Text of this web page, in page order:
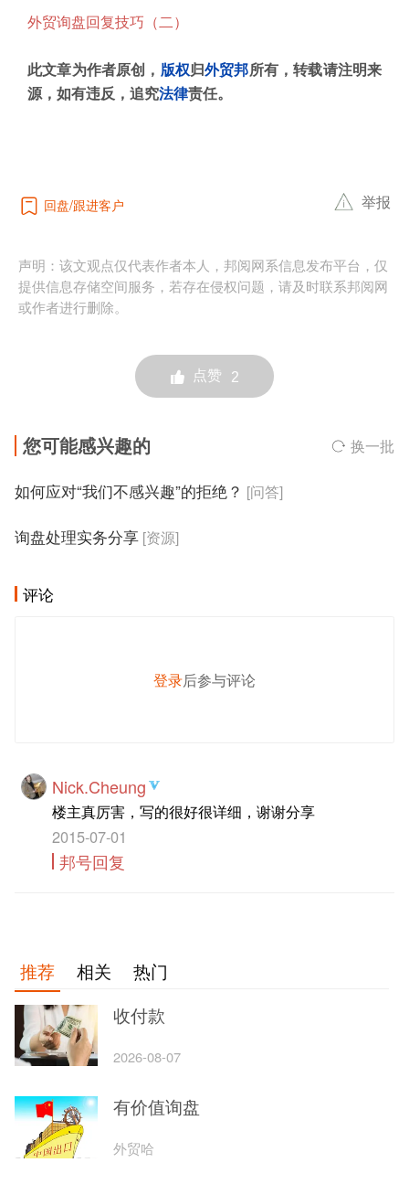
外贸询盘回复技巧（二）
此文章为作者原创， 版权归外贸邦所有，转载请注明来
源，如有违反，追究法律责任。
回盘 跟进客户 举报
声明：该文观点仅代表作者本人，邦阅网系信息发布平台，仅
提供信息存储空间服务，若存在侵权问题，请及时联系邦阅网
或作者进行删除。
点赞 2
您可能感兴趣的 换一批
如何应对“我们不感兴趣”的拒绝？ [问答]
询盘处理实务分享 [资源]
评论
登录后参与评论
Nick.Cheung
楼主真厉害，写的很好很详细，谢谢分享
2015-07-01
邦号回复
推荐 相关
热门
收付款
2026-08-07
有价值询盘
外贸哈